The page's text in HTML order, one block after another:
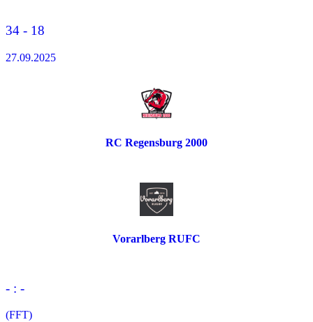
34 - 18
27.09.2025
RC Regensburg 2000
Vorarlberg RUFC
- : -
(FFT)